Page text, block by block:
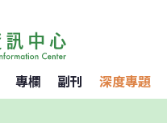
專欄 副刊 深度專題